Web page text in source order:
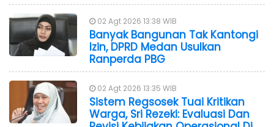
02 Agt 2026 13:38 WIB
Banyak Bangunan Tak Kantongi
Izin, DPRD Medan Usulkan
Ranperda PBG
02 Agt 2026 13:35 WIB
Sistem Regsosek Tuai Kritikan
Warga, Sri Rezeki: Evaluasi Dan